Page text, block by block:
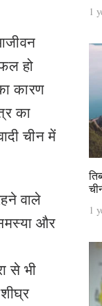
हो
कारण
का
चीन में
वाले
और
से भी
1
1